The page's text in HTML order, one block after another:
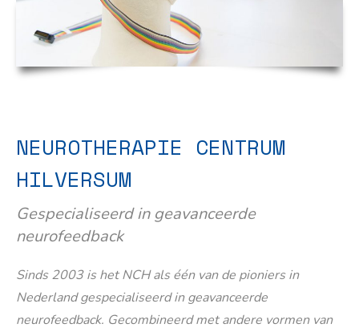
NEUROTHERAPIE CENTRUM
HILVERSUM
Gespecialiseerd in geavanceerde
neurofeedback
Sinds 2003 is het NCH als één van de pioniers in
Nederland gespecialiseerd in geavanceerde
neurofeedback. Gecombineerd met andere vormen van